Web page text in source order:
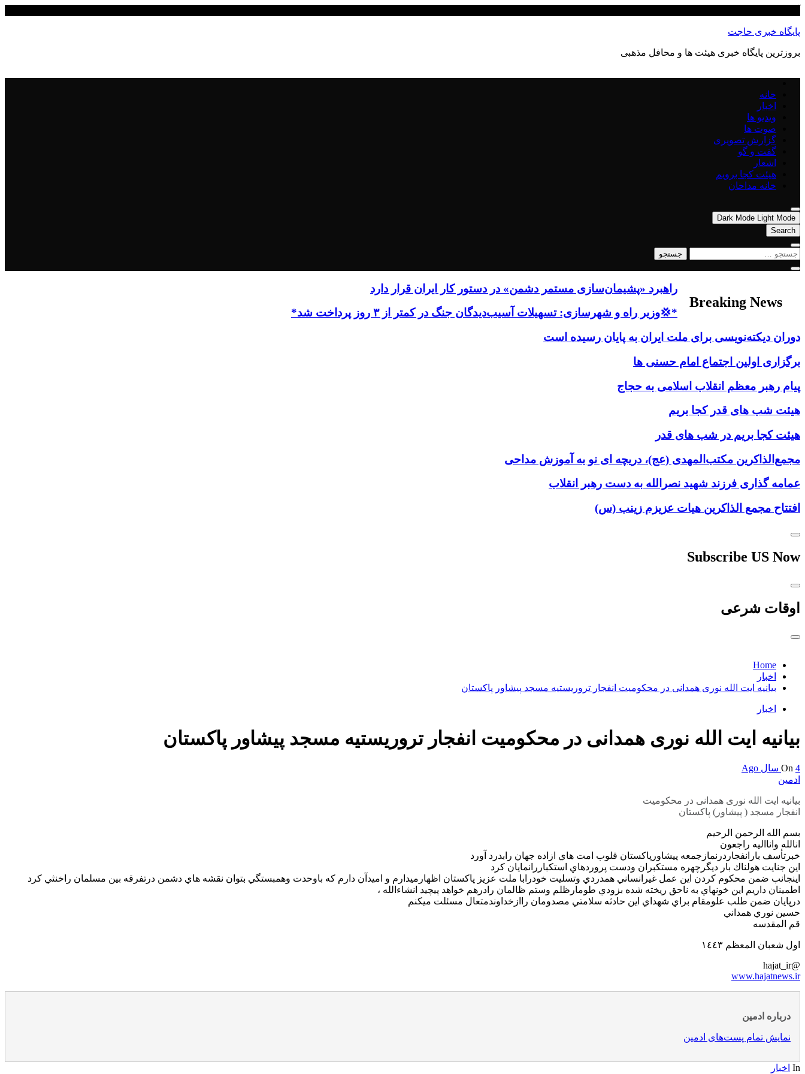
content
پایگاه خبری حاجت
بروزترین پایگاه‌ خبری هیئت ها و محافل مذهبی
خانه
اخبار
ویدیو ها
صوت ها
گزارش تصویری
گفت و گو
اشعار
هیئت کجا برویم
خانه مداحان
Dark Mode Light Mode
Search
جستجو
Breaking News
راهبرد «پشیمان‌سازی مستمر دشمن» در دستور کار ایران قرار دارد
*💢وزیر راه و شهرسازی: تسهیلات آسیب‌دیدگان جنگ در کمتر از ۳ روز پرداخت شد*
دوران دیکته‌نویسی برای ملت ایران به پایان رسیده است
برگزاری اولین اجتماع امام حسنی ها
پیام رهبر معظم انقلاب اسلامی به حجاج
هیئت شب های قدر کجا بریم
هیئت کجا بریم در شب های قدر
مجمع‌الذاکرین مکتب‌المهدی (عج)، دریچه ای نو به آموزش مداحی
عمامه گذاری فرزند شهید نصرالله به دست رهبر انقلاب
افتتاح مجمع الذاکرین هیات عزیزم زینب (س)
Subscribe US Now
اوقات شرعی
Home
اخبار
بیانیه ایت الله نوری همدانی در محکومیت انفجار تروریستیه مسجد پیشاور پاکستان
اخبار
بیانیه ایت الله نوری همدانی در محکومیت انفجار تروریستیه مسجد پیشاور پاکستان
On 4 سال Ago
ادمین
بیانیه ایت الله نوری همدانی در محکومیت
انفجار مسجد ( پیشاور) پاکستان
بسم الله الرحمن الرحيم
انالله وانااليه راجعون
خبرتأسف بارانفجاردرنمازجمعه پيشاورپاكستان قلوب امت هاي ازاده جهان رابدرد آورد
اين جنايت هولناك بار ديگرچهره مستكبران ودست پروردهاي استكباررانمايان كرد
اينجانب ضمن محكوم كردن اين عمل غيرانساني همدردي وتسليت خودرابا ملت عزيز پاكستان اظهارميدارم و اميدآن دارم كه باوحدت وهمبستگي بتوان نقشه هاي دشمن درتفرقه بين مسلمان راخنثي كرد
اطمينان داريم اين خونهاي به ناحق ريخته شده بزودي طومارظلم وستم ظالمان رادرهم خواهد پيچيد انشاءالله ،
درپايان ضمن طلب علومقام براي شهداي اين حادثه سلامتي مصدومان راازخداوندمتعال مسئلت ميكنم
حسين نوري همداني
قم المقدسه
اول شعبان المعظم ١٤٤٣
@hajat_ir
www.hajatnews.ir
درباره ادمین
نمایش تمام پست‌های ادمین
In اخبار